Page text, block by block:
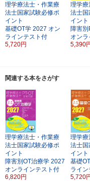
理学療法士・作業療
法士国家試験必修ポ
イント
基礎OT学 2027 オン
ラインテスト付
5,720円
理学療
法士国
イント
障害
オン
5,390
関連する本をさがす
理学療法士・作業療
法士国家試験必修ポ
イント
障害別OT治療学 2027
オンラインテスト付
6,820円
理学療
法士国
イント
基礎
ライ
5,720